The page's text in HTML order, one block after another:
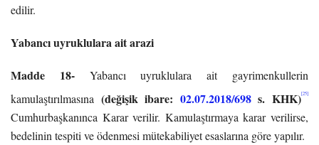
edilir.
Yabancı uyruklulara ait arazi
Madde 18-Yabancı uyruklulara ait gayrimenkullerin
kamulaştırılmasına (değişik ibare: 02.07.2018/698s. KHK)[25]
Cumhurbaşkanınca Karar verilir. Kamulaştırmaya karar verilirse,
bedelinin tespiti ve ödenmesi mütekabiliyet esaslarına göre yapılır.